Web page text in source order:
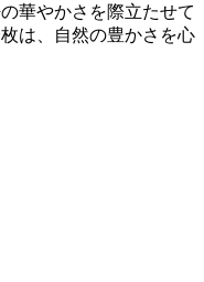
華やかさを際立たせて
は、自然の豊かさを心